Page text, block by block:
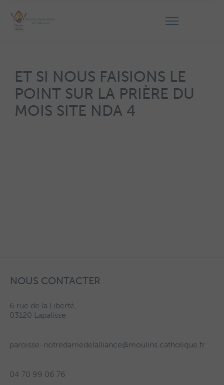
ET SI NOUS FAISIONS LE
POINT SUR LA PRIÈRE DU
MOIS SITE NDA 4
NOUS CONTACTER
6 rue de la Liberté,
03120 Lapalisse
paroisse-notredamedelalliance@moulins.catholique.fr
04 70 99 06 76